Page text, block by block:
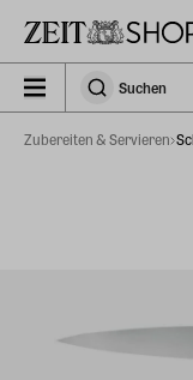
SuchenSuchen
Zubereiten & Servieren